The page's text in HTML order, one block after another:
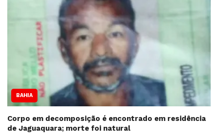
BAHIA
Corpo em decomposição é encontrado em residência
de Jaguaquara; morte foi natural